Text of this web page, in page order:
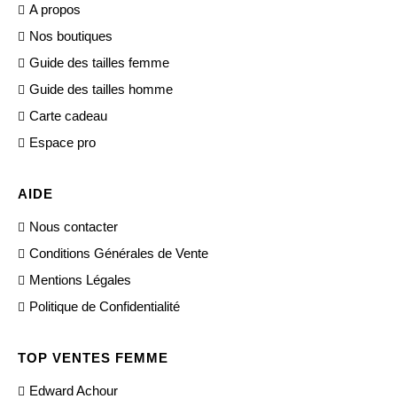
A propos
Nos boutiques
Guide des tailles femme
Guide des tailles homme
Carte cadeau
Espace pro
AIDE
Nous contacter
Conditions Générales de Vente
Mentions Légales
Politique de Confidentialité
TOP VENTES FEMME
Edward Achour